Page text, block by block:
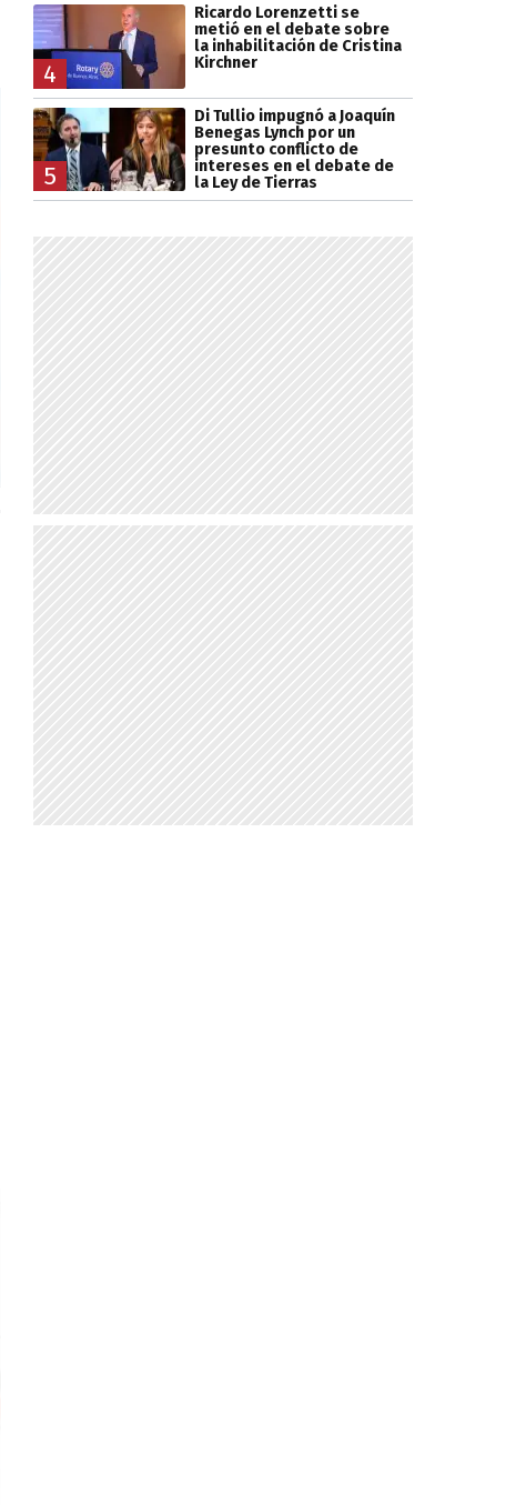
4
Ricardo Lorenzetti se
metió en el debate sobre
la inhabilitación de Cristina
Kirchner
5
Di Tullio impugnó a Joaquín
Benegas Lynch por un
presunto conflicto de
intereses en el debate de
la Ley de Tierras